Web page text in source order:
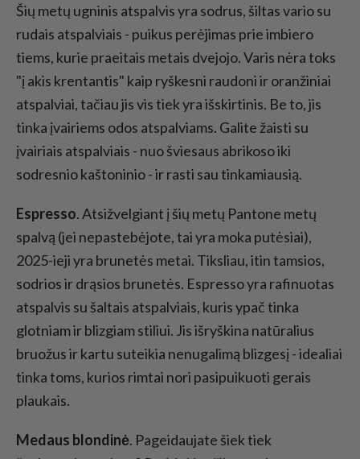
Šių metų ugninis atspalvis yra sodrus, šiltas vario su
rudais atspalviais - puikus perėjimas prie imbiero
tiems, kurie praeitais metais dvejojo. Varis nėra toks
"į akis krentantis" kaip ryškesni raudoni ir oranžiniai
atspalviai, tačiau jis vis tiek yra išskirtinis. Be to, jis
tinka įvairiems odos atspalviams. Galite žaisti su
įvairiais atspalviais - nuo šviesaus abrikoso iki
sodresnio kaštoninio - ir rasti sau tinkamiausią.
Espresso. Atsižvelgiant į šių metų Pantone metų
spalvą (jei nepastebėjote, tai yra moka putėsiai),
2025-ieji yra brunetės metai. Tiksliau, itin tamsios,
sodrios ir drąsios brunetės. Espresso yra rafinuotas
atspalvis su šaltais atspalviais, kuris ypač tinka
glotniam ir blizgiam stiliui. Jis išryškina natūralius
bruožus ir kartu suteikia nenugalimą blizgesį - idealiai
tinka toms, kurios rimtai nori pasipuikuoti gerais
plaukais.
Medaus blondinė. Pageidaujate šiek tiek